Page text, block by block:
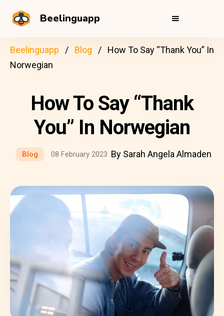
Beelinguapp
Beelinguapp Blog
How To Say “Thank You” In
Norwegian
How To Say “Thank
You” In Norwegian
Blog 08 February 2023 By Sarah Angela Almaden